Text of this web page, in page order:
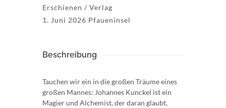
Erschienen / Verlag
1. Juni 2026 Pfaueninsel
Beschreibung
Tauchen wir ein in die großen Träume eines
großen Mannes: Johannes Kunckel ist ein
Magier und Alchemist, der daran glaubt,